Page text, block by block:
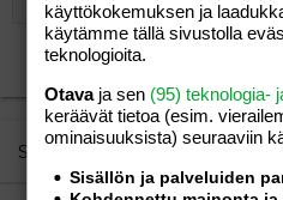
15
22
26
Georgia
Times New
Trebuchet MS
Verdana
Tasaa oikealle
Justify text
Heading 2
Heading 3
Similar threads
käyttökokemuksen ja
käytämme tällä sivustolla
teknologioita.
Otavaja sen (95) teknologia-
keräävät tietoa (esim.
ominaisuuk­sista) seuraaviin
Sisällön ja palveluiden